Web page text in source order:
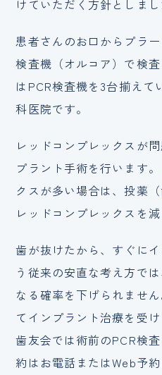
けていただく方針としまし
患者さんのお口からプラ
検査機（オルコア）で検
はPCR検査機を3台揃えて
科医院です。
レッドコンプレックスが
プラント手術を行います
クスが多い場合は、投薬
レッドコンプレックスを
歯が抜けたから、すぐに
う従来の安直な考え方で
なる確率を下げられませ
てインプラント治療を受
歯友会では術前のPCR検
約はお電話またはWeb予